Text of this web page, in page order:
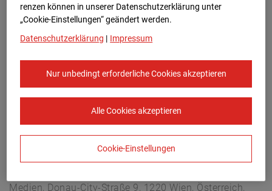
Medien, Donau-City-Straße 9, 1220 Wien, Österreich,
renzen können in unserer Datenschutzerklärung unter
„Cookie-Einstellungen“ geändert werden.
Datenschutzerklärung | Impressum
Nur unbedingt erforderliche Cookies akzeptieren
Alle Cookies akzeptieren
Cookie-Einstellungen